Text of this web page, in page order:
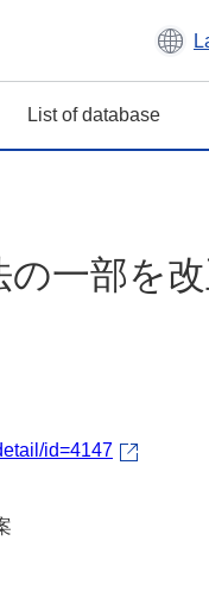
List of database
一部を
id=4147